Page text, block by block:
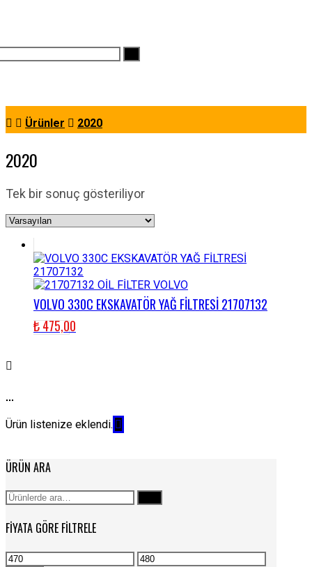
Ürünler 2020
2020
Tek bir sonuç gösteriliyor
VOLVO 330C EKSKAVATÖR YAĞ FİLTRESİ 21707132
₺475,00
...
Ürün listenize eklendi.
ÜRÜN ARA
Ara:
FIYATA GÖRE FILTRELE
En
En